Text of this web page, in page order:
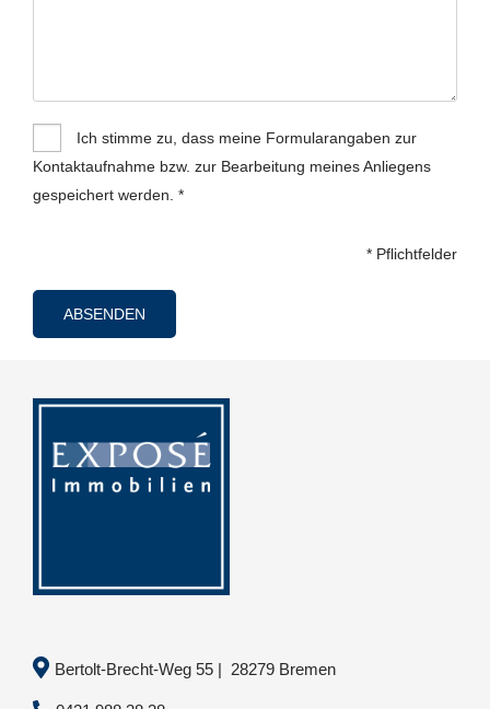
Ich stimme zu, dass meine Formularangaben zur
Kontaktaufnahme bzw. zur Bearbeitung meines Anliegens
gespeichert werden. *
* Pflichtfelder
Bertolt-Brecht-Weg 55 | 28279 Bremen